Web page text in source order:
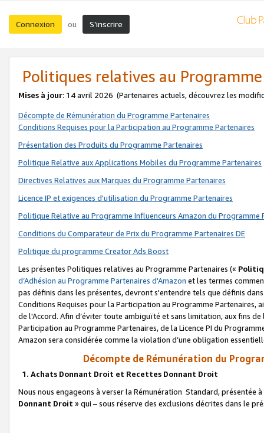
Connexion ou S’inscrire
Politiques relatives au
Mises à jour: 14 avril 2026 (Partenaires actuels, découvrez les
Décompte de Rémunération du Programme Partenaires
Conditions Requises pour la Participation au Programme Partenaires
Présentation des Produits du Programme Partenaires
Politique Relative aux Applications Mobiles du Programme Partenaires
Directives Relatives aux Marques du Programme Partenaires
Licence IP et exigences d'utilisation du Programme Partenaires
Politique Relative au Programme Influenceurs Amazon du Programme
Conditions du Comparateur de Prix du Programme Partenaires DE
Politique du programme Creator Ads Boost
Les présentes Politiques relatives au Programme Partenaires («
d’Adhésion au Programme Partenaires d'Amazon et les termes
pas définis dans les présentes, devront s'entendre tels que définis
Conditions Requises pour la Participation au Programme Partenaires,
de l'Accord. Afin d’éviter toute ambiguïté et sans limitation, aux fins
Participation au Programme Partenaires, de la Licence PI du
Amazon sera considérée comme la violation d’une obligation
Décompte de Rémunération du
1. Achats Donnant Droit et Recettes Donnant Droit
Nous nous engageons à verser la Rémunération Standard, présentée
Donnant Droit » qui – sous réserve des exclusions décrites dans le